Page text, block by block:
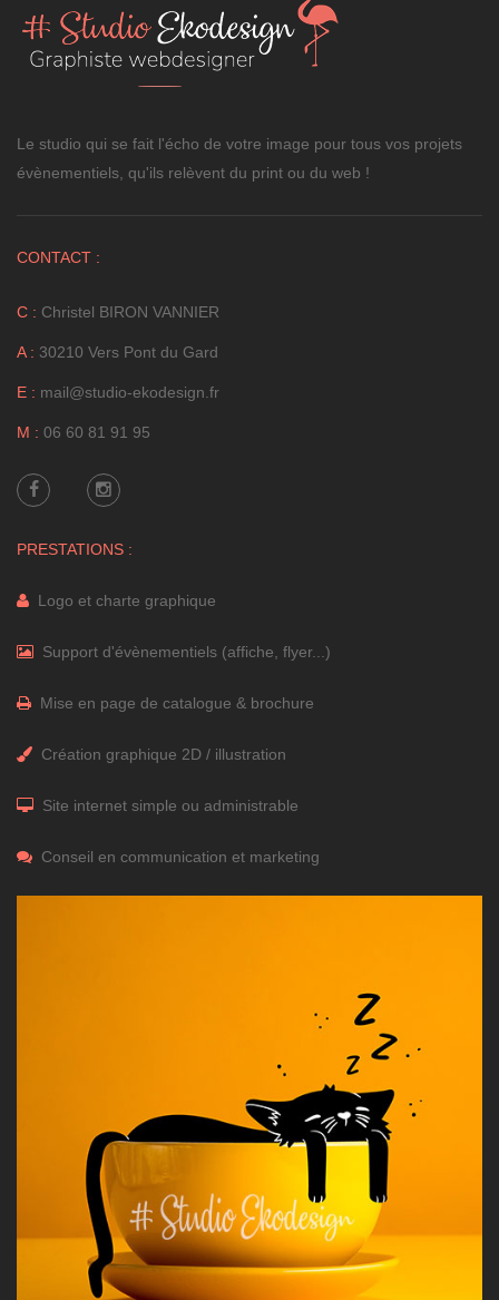
Le studio qui se fait l'écho de votre image pour tous vos projets
évènementiels, qu'ils relèvent du print ou du web !
CONTACT :
C : Christel BIRON VANNIER
A : 30210 Vers Pont du Gard
E : mail@studio-ekodesign.fr
M : 06 60 81 91 95
PRESTATIONS :
Logo et charte graphique
Support d'évènementiels (affiche, flyer...)
Mise en page de catalogue & brochure
Création graphique 2D / illustration
Site internet simple ou administrable
Conseil en communication et marketing